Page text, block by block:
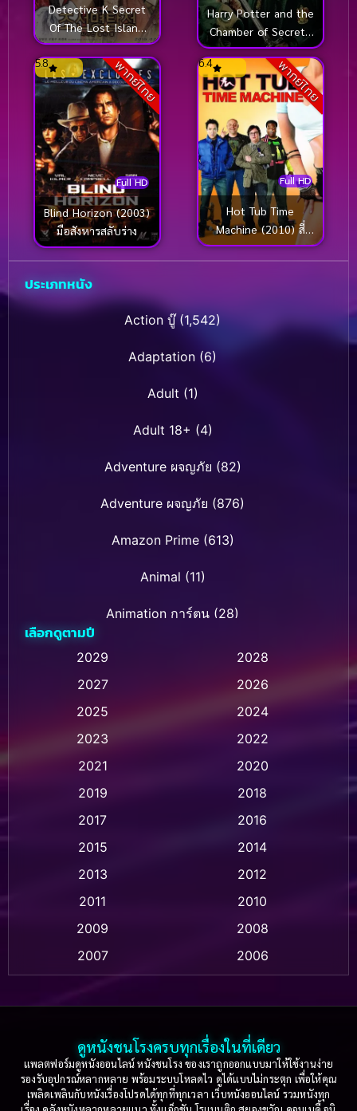
Detective K Secret
Of The Lost Island
(2015) ยอดนักสืบ พลิก
โชซอน
Harry Potter and the
Chamber of Secrets
(2002) แฮร์รี่ พอตเตอร์
กับห้องแห่งความลับ
พากย์ไทย
Full HD
5.8
Blind Horizon (2003)
มือสังหารสลับร่าง
พากย์ไทย
Full HD
6.4
Hot Tub Time
Machine (2010) สี่
เกลอเจาะเวลาป่วนอดีต
ประเภทหนัง
Action บู๊(1,542)
Adaptation (6)
Adult (1)
Adult 18+ (4)
Adventure ผจญภัย (82)
Adventure ผจญภัย (876)
Amazon Prime(613)
Animal (11)
Animation การ์ตูน (28)
Animation การ์ตูน (236)
Animation การ์ตูน (32)
Animation แอนิเมชั่น (1)
Animation แอนิเมชัน (1)
Based on a True Story เรื่องจริง(75)
Based on Novel(16)
Betrayal(1)
เลือกดูตามปี
2029
2028
2027
2026
2025
2024
2023
2022
2021
2020
2019
2018
2017
2016
2015
2014
2013
2012
2011
2010
2009
2008
2007
2006
2003
2002
2001
2000
1999
1998
1997
1996
ดูหนังชนโรงครบทุกเรื่องในที่เดียว
แพลตฟอร์มดูหนังออนไลน์ หนังชนโรง ของเราถูกออกแบบมาให้ใช้งานง่าย
รองรับอุปกรณ์หลากหลาย พร้อมระบบโหลดไว ดูได้แบบไม่กระตุก เพื่อให้คุณ
เพลิดเพลินกับหนังเรื่องโปรดได้ทุกที่ทุกเวลา เว็บหนังออนไลน์ รวมหนังทุก